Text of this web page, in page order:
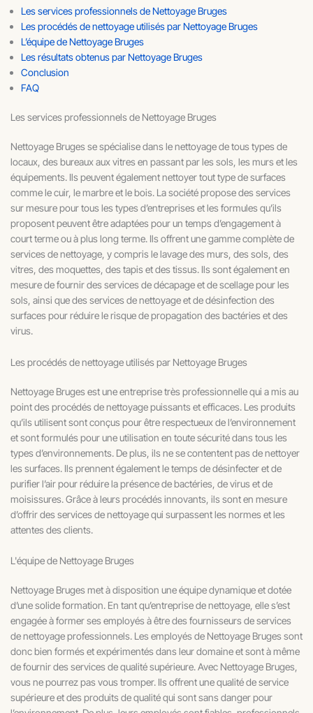
Les services professionnels de Nettoyage Bruges
Les procédés de nettoyage utilisés par Nettoyage Bruges
L’équipe de Nettoyage Bruges
Les résultats obtenus par Nettoyage Bruges
Conclusion
FAQ
Les services professionnels de Nettoyage Bruges
Nettoyage Bruges se spécialise dans le nettoyage de tous types de
locaux, des bureaux aux vitres en passant par les sols, les murs et les
équipements. Ils peuvent également nettoyer tout type de surfaces
comme le cuir, le marbre et le bois. La société propose des services
sur mesure pour tous les types d’entreprises et les formules qu’ils
proposent peuvent être adaptées pour un temps d’engagement à
court terme ou à plus long terme. Ils offrent une gamme complète de
services de nettoyage, y compris le lavage des murs, des sols, des
vitres, des moquettes, des tapis et des tissus. Ils sont également en
mesure de fournir des services de décapage et de scellage pour les
sols, ainsi que des services de nettoyage et de désinfection des
surfaces pour réduire le risque de propagation des bactéries et des
virus.
Les procédés de nettoyage utilisés par Nettoyage Bruges
Nettoyage Bruges est une entreprise très professionnelle qui a mis au
point des procédés de nettoyage puissants et efficaces. Les produits
qu’ils utilisent sont conçus pour être respectueux de l’environnement
et sont formulés pour une utilisation en toute sécurité dans tous les
types d’environnements. De plus, ils ne se contentent pas de nettoyer
les surfaces. Ils prennent également le temps de désinfecter et de
purifier l’air pour réduire la présence de bactéries, de virus et de
moisissures. Grâce à leurs procédés innovants, ils sont en mesure
d’offrir des services de nettoyage qui surpassent les normes et les
attentes des clients.
L'équipe de Nettoyage Bruges
Nettoyage Bruges met à disposition une équipe dynamique et dotée
d’une solide formation. En tant qu’entreprise de nettoyage, elle s’est
engagée à former ses employés à être des fournisseurs de services
de nettoyage professionnels. Les employés de Nettoyage Bruges sont
donc bien formés et expérimentés dans leur domaine et sont à même
de fournir des services de qualité supérieure. Avec Nettoyage Bruges,
vous ne pourrez pas vous tromper. Ils offrent une qualité de service
supérieure et des produits de qualité qui sont sans danger pour